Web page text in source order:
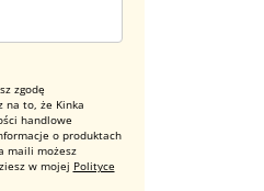
zgodę
na to, że Kinka
handlowe
o produktach
maili możesz
w mojej Polityce